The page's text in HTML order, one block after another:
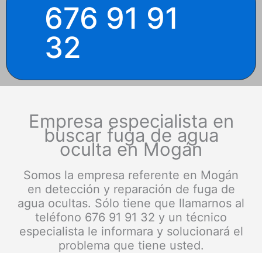
676 91 91
32
Empresa especialista en
buscar fuga de agua
oculta en Mogán
Somos la empresa referente en Mogán
en detección y reparación de fuga de
agua ocultas. Sólo tiene que llamarnos al
teléfono 676 91 91 32 y un técnico
especialista le informara y solucionará el
problema que tiene usted.